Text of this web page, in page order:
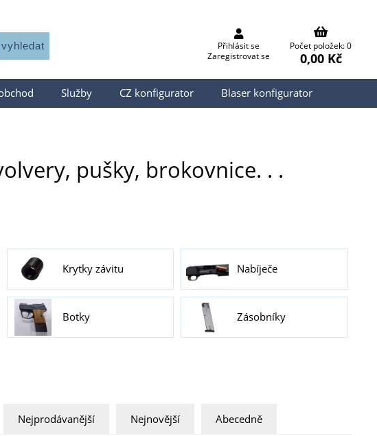
Přihlásit se
Zaregistrovat se
Počet položek: 0
0,00 Kč
Služby CZ konfigurator Blaser konfigurator
pušky, brokovnice. . .
Krytky závitu Nabíječe
Botky Zásobníky
Nejprodávanější Nejnovější Abecedně